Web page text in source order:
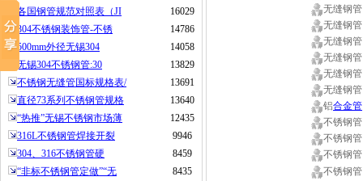
各国钢管规范对照表（JI
16029
304不锈钢装饰管-不锈
14786
500mm外径无锡304
14058
无锡304不锈钢管:30
13829
不锈钢无缝管国标规格表/
13691
直径73系列不锈钢管规格
13640
“热推”无锡不锈钢市场薄
12435
316L不锈钢管焊接开裂
9946
304、316不锈钢管硬
8459
“非标不锈钢管定做”“无
8435
无缝钢管
无缝钢管
无缝钢管
无缝钢管
无缝钢管
无缝钢管
铝合金管
不锈钢管
不锈钢管
不锈钢管
不锈钢管